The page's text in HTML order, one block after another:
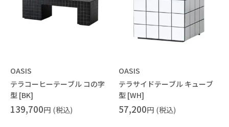
OASIS
テラコーヒーテーブル コの字
型 [BK]
139,700円 (税込)
OASIS
テラサイドテーブル キューブ
型 [WH]
57,200円 (税込)